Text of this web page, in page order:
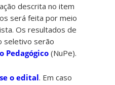
descrita no item
será feita por meio
Os resultados de
seletivo serão
Pedagógico (NuPe).
o edital. Em caso